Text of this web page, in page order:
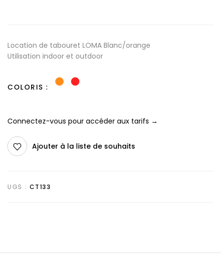
Location de tabouret LOMA Blanc/orange
Utilisation indoor et outdoor
COLORIS
Connectez-vous pour accéder aux tarifs →
Ajouter à la liste de souhaits
UGS : CT133